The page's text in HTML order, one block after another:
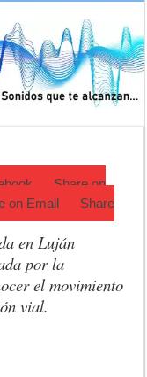
de balear a un
de golpe en la
Luján 2026
Share on
on Email
Share
en Luján
por la
el movimiento
vial.